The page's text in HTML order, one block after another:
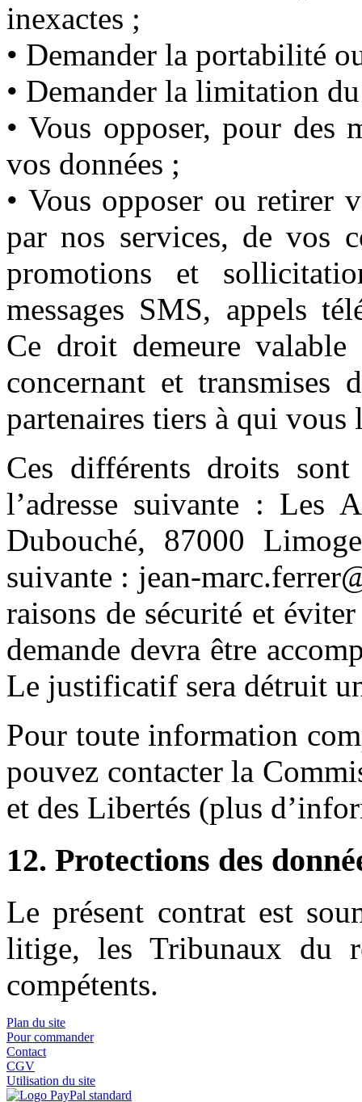
inexactes ;
• Demander la portabilité
• Demander la limitation
• Vous opposer, pour des
vos données ;
• Vous opposer ou retirer
par nos services, de vos
promotions et
messages SMS, appels
Ce droit demeure
concernant et transmises
partenaires tiers à qui vous
Ces différents droits
l’adresse suivante : Les
Dubouché, 87000
suivante : jean-
raisons de sécurité et
demande devra être
Le justificatif sera détruit
Pour toute information
pouvez contacter la
et des Libertés (plus
12. Protections des
Le présent contrat est
litige, les Tribunaux du
compétents.
Plan du site
Pour commander
Contact
CGV
Utilisation du site